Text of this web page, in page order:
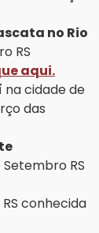
no Rio
RS
aqui.
na cidade de
das
RS
RS conhecida